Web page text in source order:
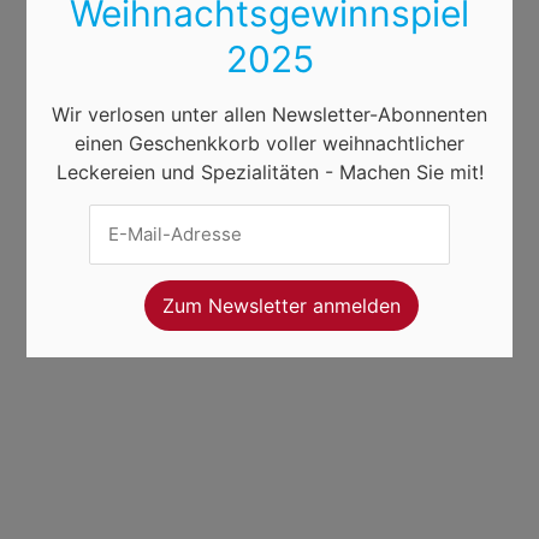
Weihnachtsgewinnspiel
2025
Wir verlosen unter allen Newsletter-Abonnenten
einen Geschenkkorb voller weihnachtlicher
Leckereien und Spezialitäten - Machen Sie mit!